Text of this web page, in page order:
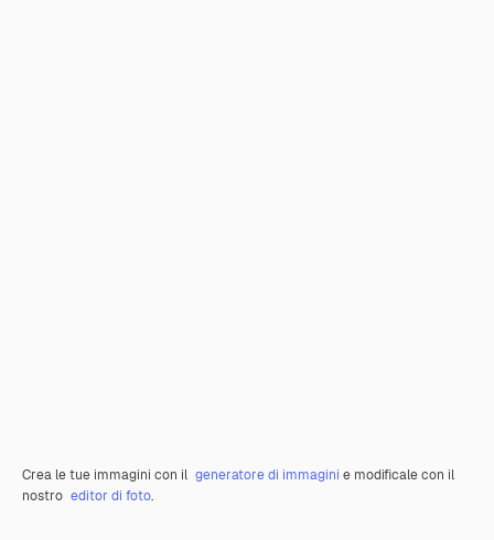
Crea le tue immagini con il generatore di immagini e modificale con il
nostro editor di foto.